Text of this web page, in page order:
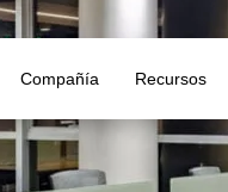
Compañía Recursos